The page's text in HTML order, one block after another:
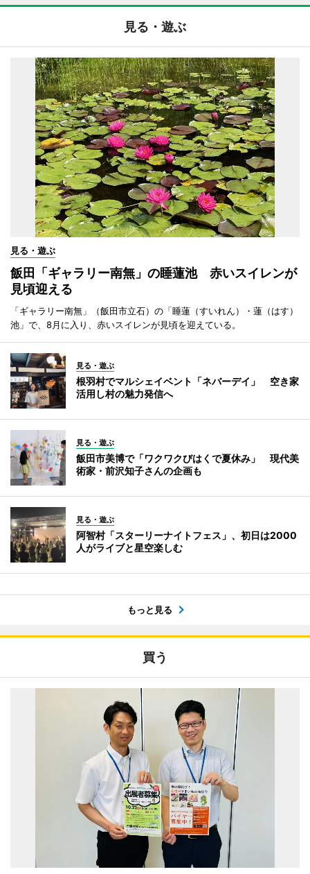
見る・遊ぶ
見る・遊ぶ
飯田「ギャラリー南無」の睡蓮池 赤いスイレンが
見頃迎える
「ギャラリー南無」（飯田市立石）の「睡蓮（すいれん）・蓮（はす）
池」で、8月に入り、赤いスイレンが見頃を迎えている。
見る・遊ぶ
根羽村でマルシェイベント「ネバーデイ」 空き家
活用し村の魅力発信へ
見る・遊ぶ
飯田市美博で「ワクワクびはくで夏休み」 現代美
術家・前沢知子さんの企画も
見る・遊ぶ
阿智村「スターリーナイトフェス」、初日は2000
人がライブと星空楽しむ
もっと見る
買う